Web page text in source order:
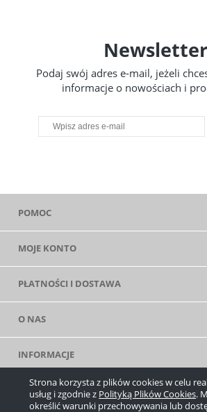
Strona korzysta z plików cookies w celu
usług i zgodnie z Polityką Plików Cookies.
określić warunki przechowywania lub
Newsletter
Podaj swój adres e-mail, jeżeli
informacje o nowościach i
POMOC
MOJE KONTO
PŁATNOŚCI I DOSTAWA
O NAS
INFORMACJE
Pokaż pełną wersję strony